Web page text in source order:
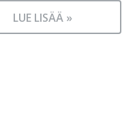
LUE LISÄÄ »